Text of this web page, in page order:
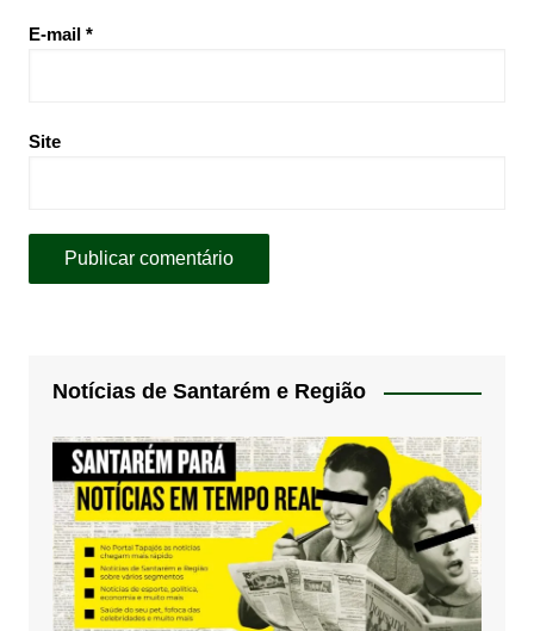
E-mail *
Site
Notícias de Santarém e Região